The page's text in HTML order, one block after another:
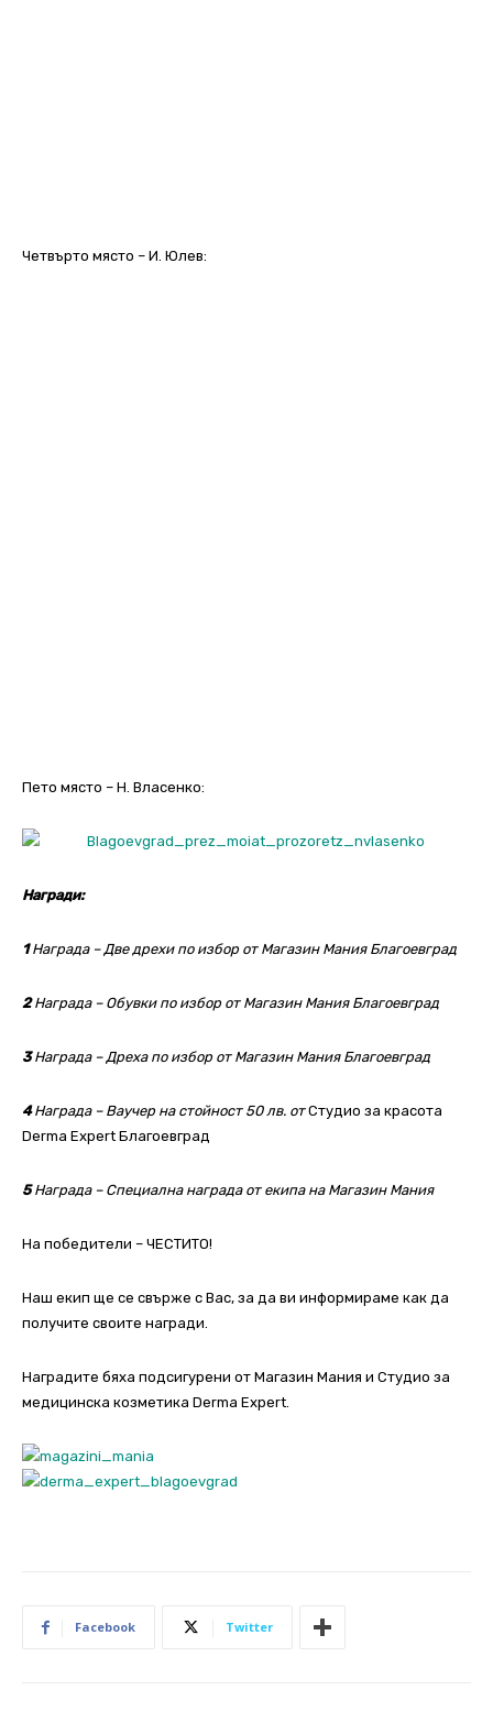
Четвърто място – И. Юлев:
Пето място – Н. Власенко:
Награди:
1Награда – Две дрехи по избор от Магазин Мания Благоевград
2Награда – Обувки по избор от Магазин Мания Благоевград
3Награда – Дреха по избор от Магазин Мания Благоевград
4Награда – Ваучер на стойност 50 лв. отСтудио за красота
Derma Expert Благоевград
5Награда – Специална награда от екипа на Магазин Мания
На победители – ЧЕСТИТО!
Наш екип ще се свърже с Вас, за да ви информираме как да
получите своите награди.
Наградите бяха подсигурени от Магазин Мания и Студио за
медицинска козметика Derma Expert.
Facebook Twitter